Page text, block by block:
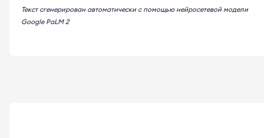
Текст сгенерирован автоматически с помощью нейросетевой модели
Google PaLM 2